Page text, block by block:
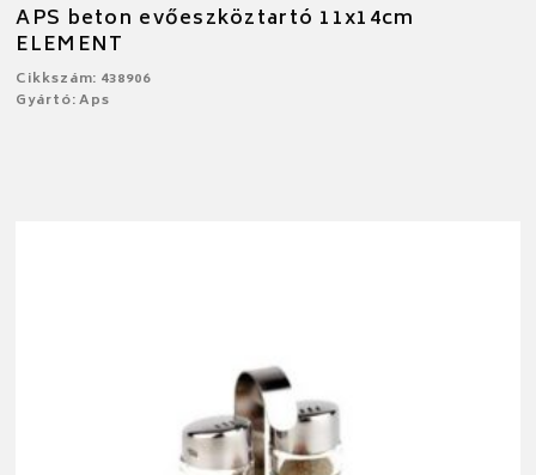
APS beton evőeszköztartó 11x14cm
ELEMENT
Cikkszám: 438906
Gyártó: Aps